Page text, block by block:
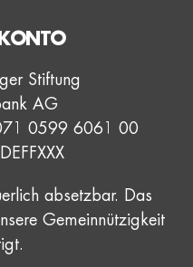
Stiftung
AG
0599 6061 00
absetzbar. Das
Gemeinnützigkeit